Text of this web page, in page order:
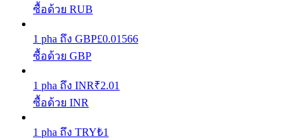
ผลตอบแทนสูงและเข้าถึงได้ทันที
ซื้อด้วย RUB
1 pha ถึง GBP£0.01566
ซื้อด้วย GBP
1 pha ถึง INR₹2.01
ซื้อด้วย INR
1 pha ถึง TRY₺1